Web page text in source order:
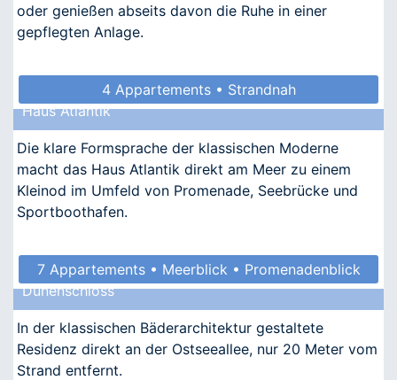
oder genießen abseits davon die Ruhe in einer
gepflegten Anlage.
4 Appartements • Strandnah
Haus Atlantik
Die klare Formsprache der klassischen Moderne
macht das Haus Atlantik direkt am Meer zu einem
Kleinod im Umfeld von Promenade, Seebrücke und
Sportboothafen.
7 Appartements • Meerblick • Promenadenblick
• Kindgerecht • Allergikergeeignet
Dünenschloss
In der klassischen Bäderarchitektur gestaltete
Residenz direkt an der Ostseeallee, nur 20 Meter vom
Strand entfernt.